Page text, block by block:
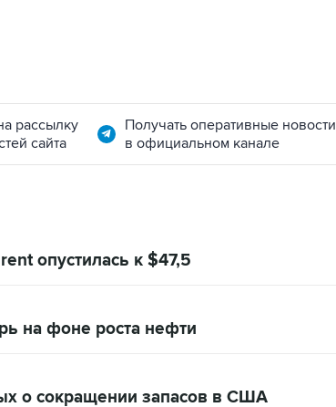
рассылку
сайта
Получать оперативные новости
в официальном канале
опустилась к $47,5
на фоне роста нефти
о сокращении запасов в США